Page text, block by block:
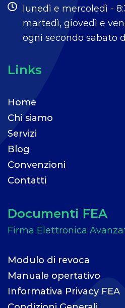
lunedì e mercoledì -
martedì, giovedì e
ogni secondo sabato
Links
Home
Chi siamo
Servizi
Blog
Convenzioni
Contatti
Documenti FEA
Modulo di revoca
Manuale opertativo
Informativa Privacy FEA